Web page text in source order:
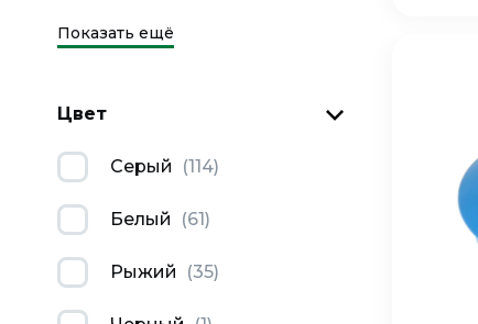
Показать ещё
Цвет
Серый (114)
Белый (61)
Рыжий (35)